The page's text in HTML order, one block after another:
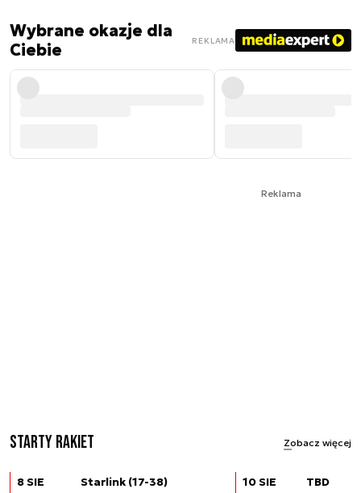
Wybrane okazje dla
Ciebie
REKLAMA
Reklama
Starty rakiet Zobacz więcej
8 SIE
Starlink (17-38)
10 SIE
TBD